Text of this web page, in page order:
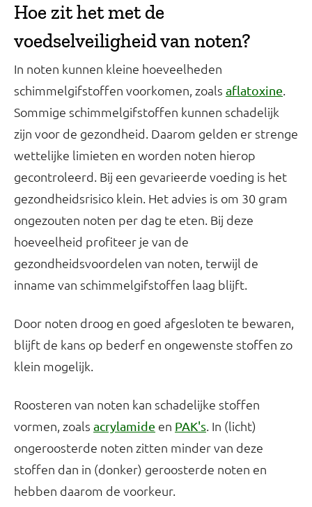
Hoe zit het met de
voedselveiligheid van noten?
In noten kunnen kleine hoeveelheden
schimmelgifstoffen voorkomen, zoals aflatoxine.
Sommige schimmelgifstoffen kunnen schadelijk
zijn voor de gezondheid. Daarom gelden er strenge
wettelijke limieten en worden noten hierop
gecontroleerd. Bij een gevarieerde voeding is het
gezondheidsrisico klein. Het advies is om 30 gram
ongezouten noten per dag te eten. Bij deze
hoeveelheid profiteer je van de
gezondheidsvoordelen van noten, terwijl de
inname van schimmelgifstoffen laag blijft.
Door noten droog en goed afgesloten te bewaren,
blijft de kans op bederf en ongewenste stoffen zo
klein mogelijk.
Roosteren van noten kan schadelijke stoffen
vormen, zoals acrylamide en PAK's. In (licht)
ongeroosterde noten zitten minder van deze
stoffen dan in (donker) geroosterde noten en
hebben daarom de voorkeur.